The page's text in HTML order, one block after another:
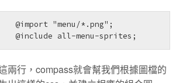
兩行，compass就會幫我們根據圖檔的